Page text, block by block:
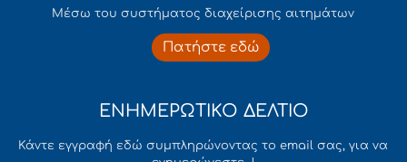
Mέσω του συστήματος διαχείρισης αιτημάτων
Πατήστε εδώ
ΕΝΗΜΕΡΩΤΙΚΟ ΔΕΛΤΙΟ
Κάντε εγγραφή εδώ συμπληρώνοντας το email σας, για να